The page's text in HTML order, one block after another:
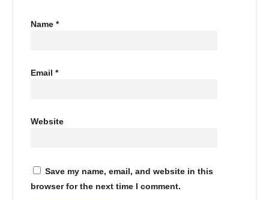
Name *
Email *
Website
Save my name, email, and website in this
browser for the next time I comment.